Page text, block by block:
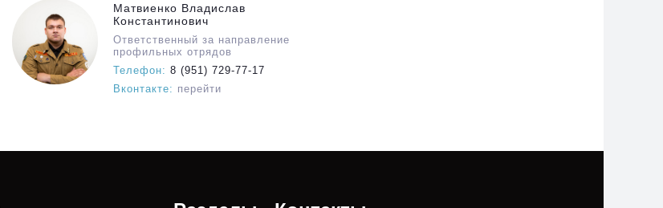
Матвиенко Владислав
Константинович
Ответственный за направление
профильных отрядов
Телефон: 8 (951) 729-77-17
Вконтакте: перейти